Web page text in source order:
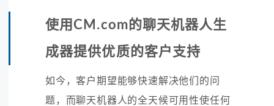
使用CM.com的聊天机器人生
成器提供优质的客户支持
如今，客户期望能够快速解决他们的问
题，而聊天机器人的全天候可用性使任何